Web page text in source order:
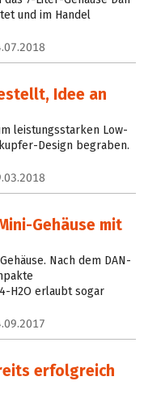
und im Handel
Idee an
leistungsstarken Low-
Design begraben.
Gehäuse mit
Nach dem DAN-
H2O erlaubt sogar
erfolgreich